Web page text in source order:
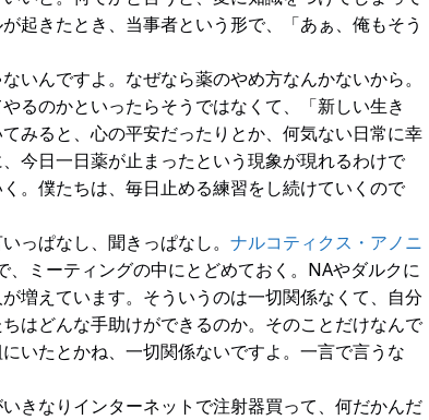
起きたとき、当事者という形で、「あぁ、俺もそう
いんですよ。なぜなら薬のやめ方なんかないから。
るのかといったらそうではなくて、「新しい生き
みると、心の平安だったりとか、何気ない日常に幸
今日一日薬が止まったという現象が現れるわけで
。僕たちは、毎日止める練習をし続けていくので
っぱなし、聞きっぱなし。 ナルコティクス・アノニ
ミーティングの中にとどめておく。NAやダルクに
増えています。そういうのは一切関係なくて、自分
はどんな手助けができるのか。そのことだけなんで
いたとかね、一切関係ないですよ。一言で言うな
きなりインターネットで注射器買って、何だかんだ